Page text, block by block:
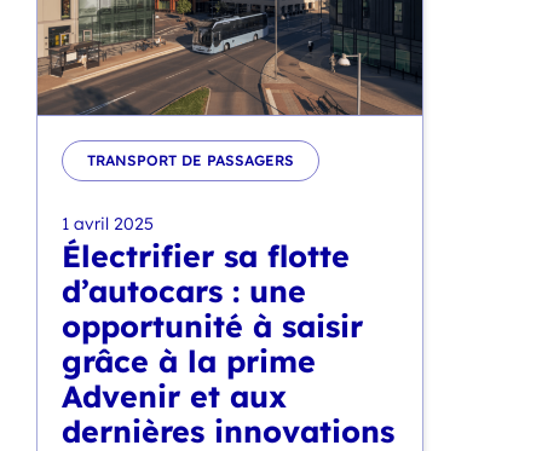
TRANSPORT DE PASSAGERS
1 avril 2025
Électrifier sa flotte
d’autocars : une
opportunité à saisir
grâce à la prime
Advenir et aux
dernières innovations